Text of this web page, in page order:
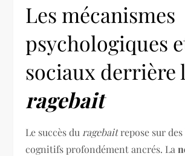
Les mécanismes
psychologiques
sociaux derrière
ragebait
Le succès du ragebaitrepose sur
cognitifs profondément ancrés. La